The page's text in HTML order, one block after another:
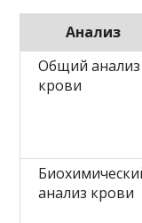
Анализ
Общий анализ
крови
анализ крови